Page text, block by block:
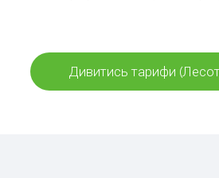
Дивитись тарифи